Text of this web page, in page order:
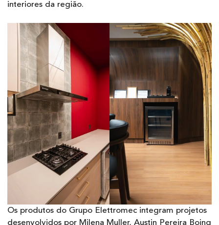
interiores da região.
Os produtos do Grupo Elettromec integram projetos
desenvolvidos por Milena Muller, Austin Pereira Boing